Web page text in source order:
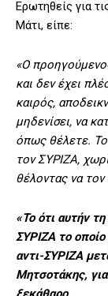
Ερωτηθείς για
Μάτι, είπε:
«Ο
και δεν έχει
καιρός,
μηδενίσει, να
όπως θέλετε. Το
τον ΣΥΡΙΖΑ,
θέλοντας να τον
«Το ότι αυτήν
ΣΥΡΙΖΑ το οποίο
αντι-ΣΥΡΙΖΑ
Μητσοτάκης,